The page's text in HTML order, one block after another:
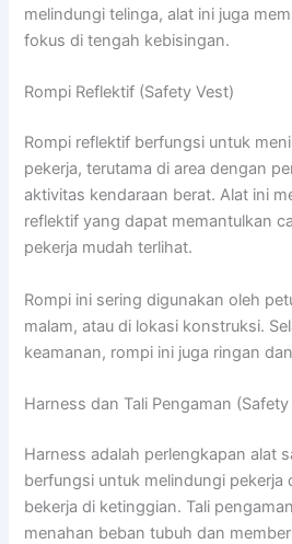
melindungi telinga, alat ini juga
fokus di tengah kebisingan.
Rompi Reflektif (Safety Vest)
Rompi reflektif berfungsi untuk
pekerja, terutama di area dengan
aktivitas kendaraan berat. Alat ini
reflektif yang dapat memantulkan
pekerja mudah terlihat.
Rompi ini sering digunakan oleh
malam, atau di lokasi konstruksi.
keamanan, rompi ini juga ringan
Harness dan Tali Pengaman
Harness adalah perlengkapan alat
berfungsi untuk melindungi pekerja
bekerja di ketinggian. Tali
menahan beban tubuh dan